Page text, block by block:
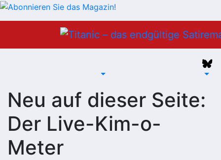
Neu auf dieser Seite:
Der Live-Kim-o-
Meter